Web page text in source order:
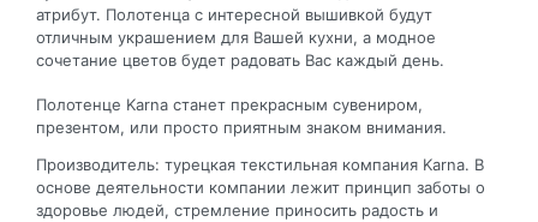
атрибут. Полотенца с интересной вышивкой будут
отличным украшением для Вашей кухни, а модное
сочетание цветов будет радовать Вас каждый день.
Полотенце Karna станет прекрасным сувениром,
презентом, или просто приятным знаком внимания.
Производитель: турецкая текстильная компания Karna. В
основе деятельности компании лежит принцип заботы о
здоровье людей, стремление приносить радость и